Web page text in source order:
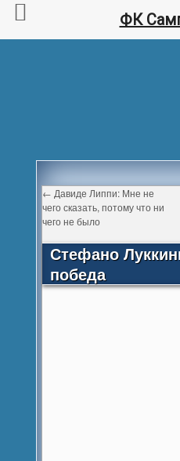
← Давиде Липпи: Мне не
чего сказать, потому что ни
чего не было
Стефано
победа
ФК